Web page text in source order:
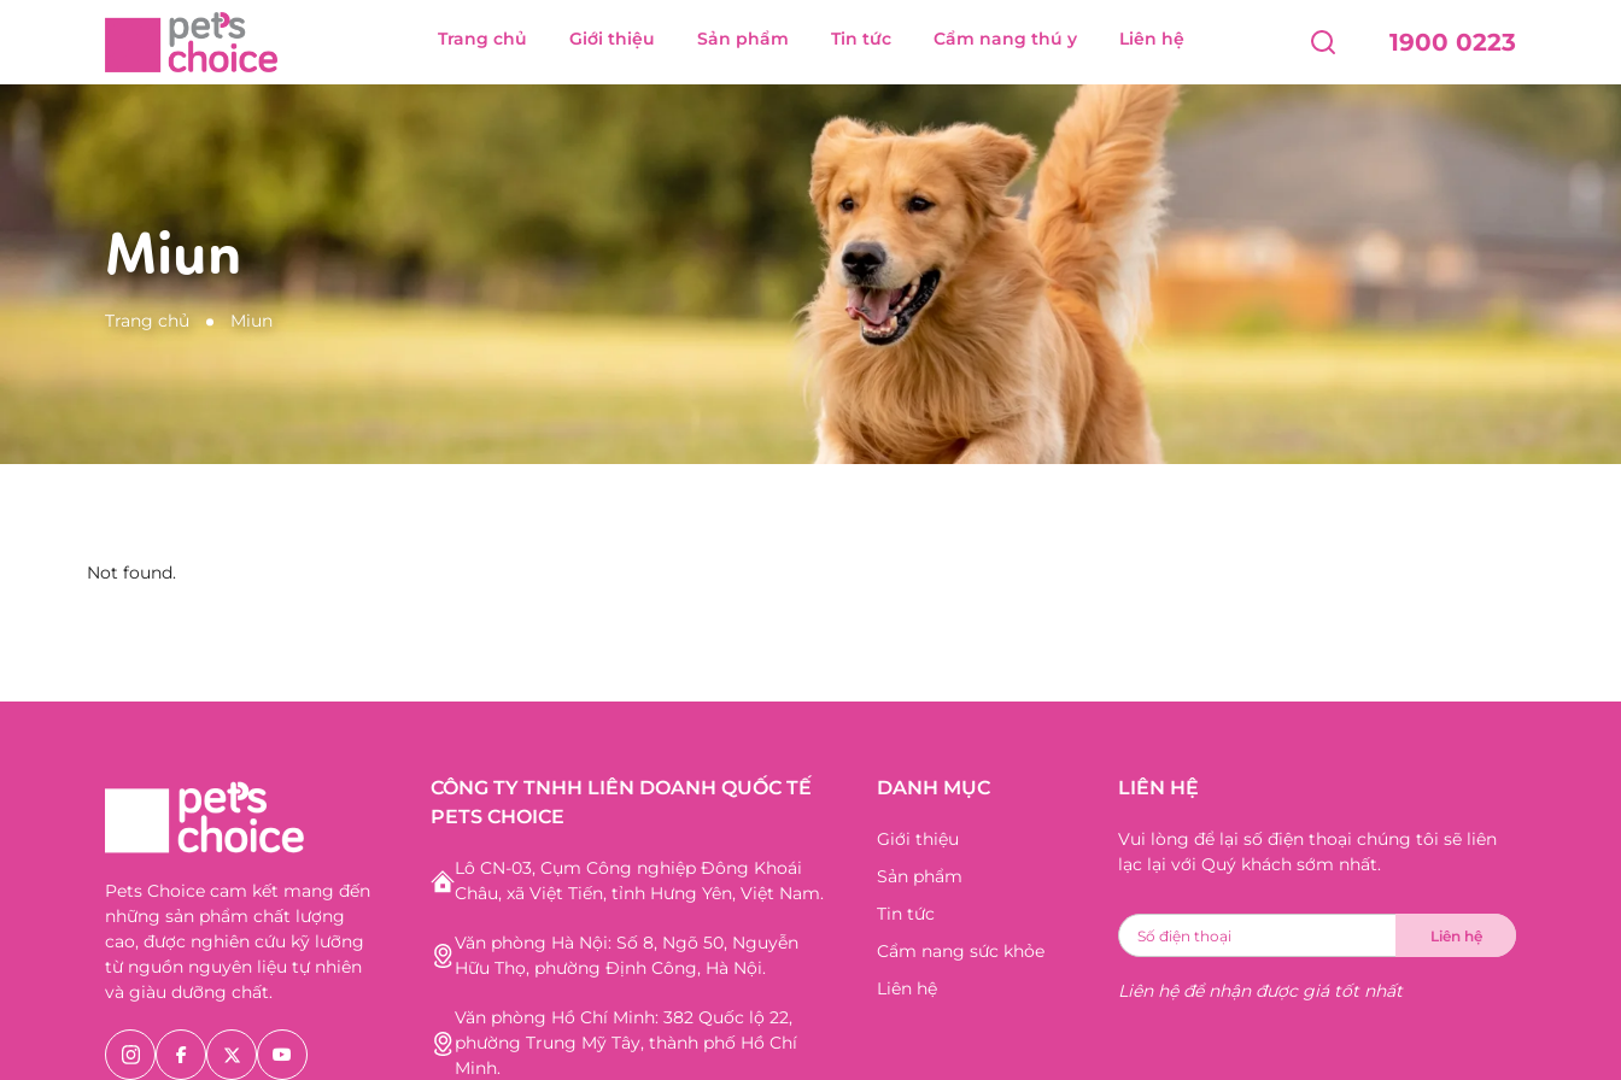
Trang chủ Giới thiệu Sản phẩm Tin tức Cẩm nang thú y Liên hệ 1900 0223
Miun
Trang chủ Miun
Not found.
Pets Choice cam kết mang đến
những sản phẩm chất lượng
cao, được nghiên cứu kỹ lưỡng
từ nguồn nguyên liệu tự nhiên
và giàu dưỡng chất.
CÔNG TY TNHH LIÊN DOANH QUỐC TẾ
PETS CHOICE
Lô CN-03, Cụm Công nghiệp Đông Khoái
Châu, xã Việt Tiến, tỉnh Hưng Yên, Việt Nam.
Văn phòng Hà Nội: Số 8, Ngõ 50, Nguyễn
Hữu Thọ, phường Định Công, Hà Nội.
Văn phòng Hồ Chí Minh: 382 Quốc lộ 22,
phường Trung Mỹ Tây, thành phố Hồ Chí
Minh.
DANH MỤC
Giới thiệu
Sản phẩm
Tin tức
Cẩm nang sức khỏe
Liên hệ
LIÊN HỆ
Vui lòng để lại số điện thoại chúng tôi sẽ liên
lạc lại với Quý khách sớm nhất.
Liên hệ để nhận được giá tốt nhất